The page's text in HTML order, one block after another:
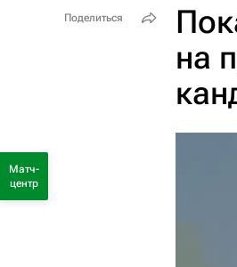
на
Поделиться
Матч-
центр